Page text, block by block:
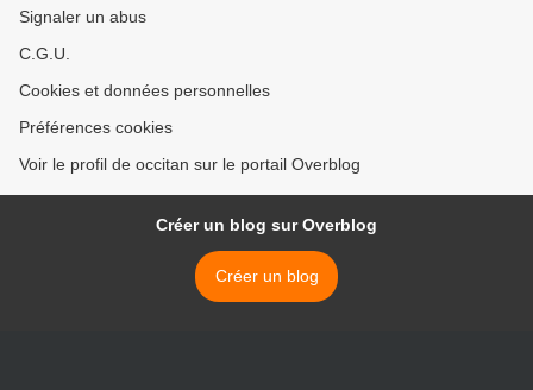
Signaler un abus
C.G.U.
Cookies et données personnelles
Préférences cookies
Voir le profil de occitan sur le portail Overblog
Créer un blog sur Overblog
Créer un blog